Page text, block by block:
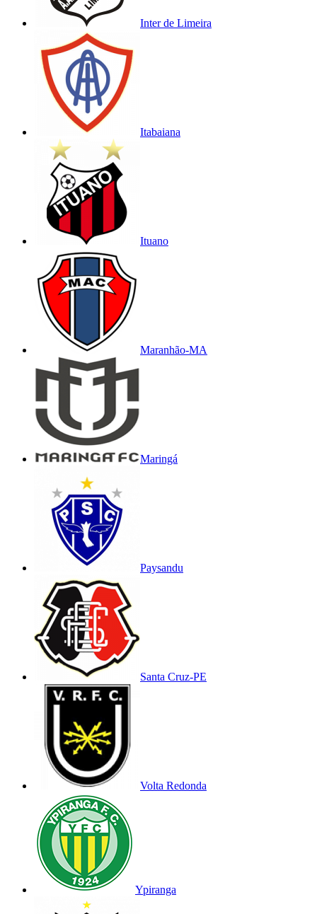
Inter de Limeira
Itabaiana
Ituano
Maranhão-MA
Maringá
Paysandu
Santa Cruz-PE
Volta Redonda
Ypiranga